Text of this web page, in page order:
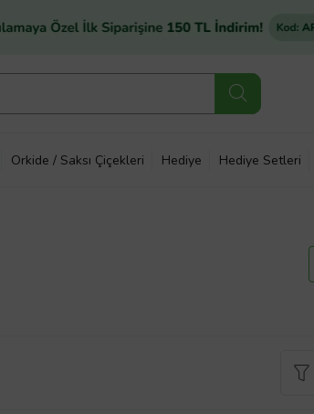
Orkide / Saksı Çiçekleri Hediye Hediye Setleri